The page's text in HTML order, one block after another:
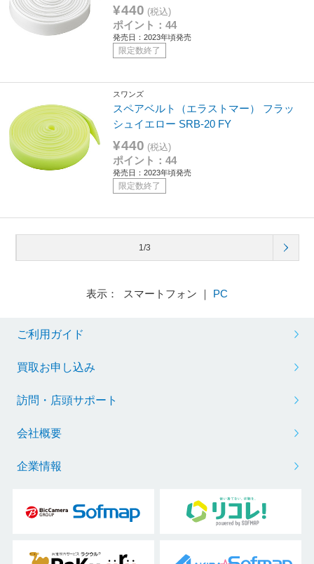
¥440 (税込)
ポイント：44
発売日：2023年頃発売
限定数終了
スワンズ
スペアベルト（エラストマー） フラッ
シュイエロー SRB-20 FY
¥440 (税込)
ポイント：44
発売日：2023年頃発売
限定数終了
1/3
表示： スマートフォン ｜ PC
ご利用ガイド
買取お申し込み
訪問・店頭サポート
会社概要
企業情報